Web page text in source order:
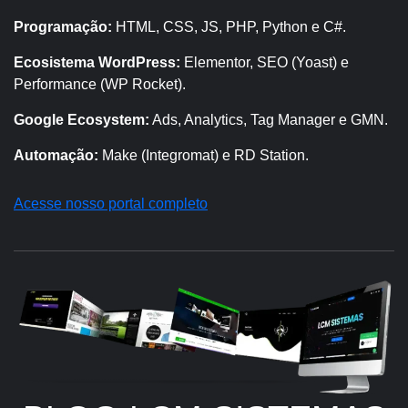
Programação: HTML, CSS, JS, PHP, Python e C#.
Ecosistema WordPress: Elementor, SEO (Yoast) e
Performance (WP Rocket).
Google Ecosystem: Ads, Analytics, Tag Manager e GMN.
Automação: Make (Integromat) e RD Station.
Acesse nosso portal completo